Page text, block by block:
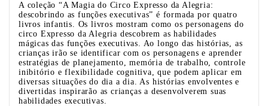
A coleção “A Magia do Circo Expresso da Alegria:
descobrindo as funções executivas” é formada por quatro
livros infantis. Os livros mostram como os personagens do
circo Expresso da Alegria descobrem as habilidades
mágicas das funções executivas. Ao longo das histórias, as
crianças irão se identificar com os personagens e aprender
estratégias de planejamento, memória de trabalho, controle
inibitório e flexibilidade cognitiva, que podem aplicar em
diversas situações do dia a dia. As histórias envolventes e
divertidas inspirarão as crianças a desenvolverem suas
habilidades executivas.